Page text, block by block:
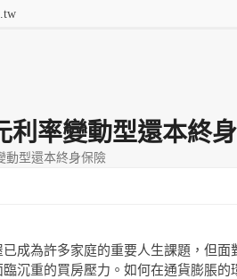
利率變動型還本終
動型還本終身保險
成為許多家庭的重要人生課題，但面
沉重的買房壓力。如何在通貨膨脹的